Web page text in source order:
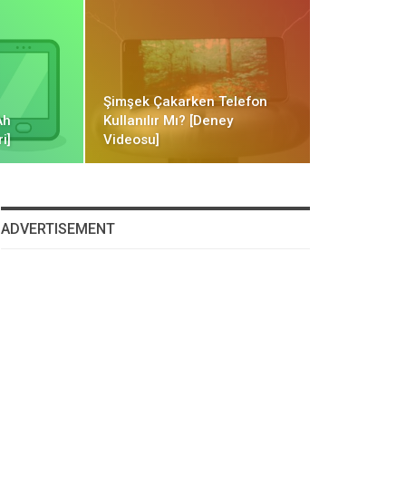
Şimşek Çakarken Telefon
Kullanılır Mı? [Deney
Videosu]
ADVERTISEMENT